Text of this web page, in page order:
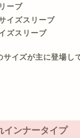
ーブ
イズスリーブ
ズスリーブ
イズが主に登場し
インナータイプ